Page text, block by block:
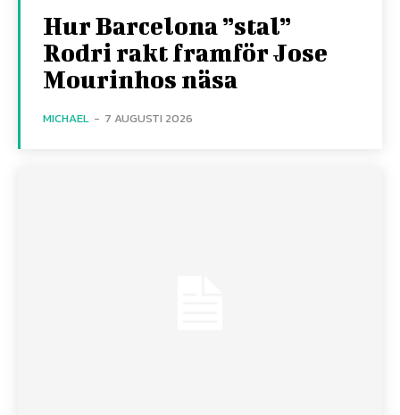
Hur Barcelona ”stal”
Rodri rakt framför Jose
Mourinhos näsa
MICHAEL - 7 AUGUSTI 2026